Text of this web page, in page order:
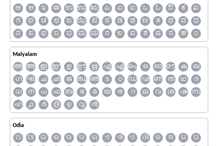
ಅ ಆ ಇ ಈ ಉ ಊ ಋ ಎ ಏ ಐ ಒ ಓ ಔ ಕ
ಖ
ಗ
ಘ ಚ ಛ ಜ ಝ ಟ ಠ ಡ ಢ ಣ ತ ಥ ದ
ಧ
ನ
ಪ ಫ ಬ ಭ ಮ ಯ ರ ಲ ವ ಶ ಷ ಸ ಹ ೧
Malyalam
അ ആ ഇ ഈ ഉ ഊ ഋ എ ഏ ഐ ഒ ഓ ഔ ക
ഖ
ഗ
ഘ ച ഛ ജ ഝ ഞ ട ഠ ഡ ഢ ണ ത ഥ
ദ
ധ
ന പ ഫ ബ ഭ മ യ ര റ ല വ ശ ഷ
സ
ഹ
൧ ൪ ൫ ൭ ൮ ൯
Odia
ଅ ଆ ଇ ଈ ଉ ଊ ଋ ଏ ଐ ଓ ଔ କ ଖ ଗ
ଘ